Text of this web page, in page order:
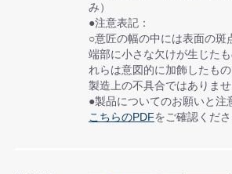
み）
●注意表記：
○意匠の幅の中には表面の斑
端部に小さな欠けが生じた
れらは意図的に加飾したも
製造上の不具合ではありませ
●製品についてのお願いと注
こちらのPDFをご確認くださ